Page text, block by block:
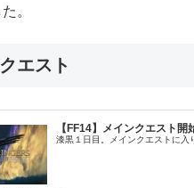
。
エスト
【FF14】メインクエスト開
漆黒１日目。メインクエストに入